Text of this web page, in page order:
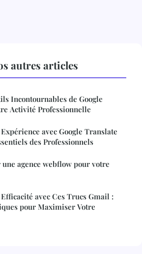
autres articles
Incontournables de Google
Activité Professionnelle
avec Google Translate
des Professionnels
agence webflow pour votre
avec Ces Trucs Gmail :
pour Maximiser Votre